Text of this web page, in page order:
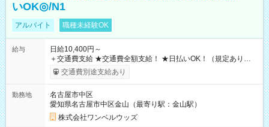
いOK◎/N1
アルバイト 職種未経験OK
給与
日給10,400円～
＋交通費支給 ★交通費全額支給！ ★日払いOK！（規定あり） ┗
働いたその日に現金GET♪ お仕事後はコンビニATMから 日払
交通費別途支給あり
勤務地
名古屋市中区
愛知県名古屋市中区金山（最寄り駅：金山駅）
株式会社ワンベルウッズ